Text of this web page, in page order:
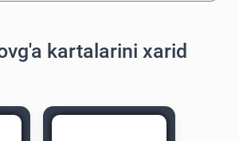
kartalarini xarid